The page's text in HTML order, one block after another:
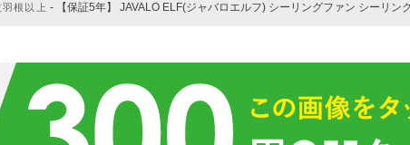
羽根以上 【保証5年】 JAVALO ELF(ジャバロエルフ) シーリングファン シーリ